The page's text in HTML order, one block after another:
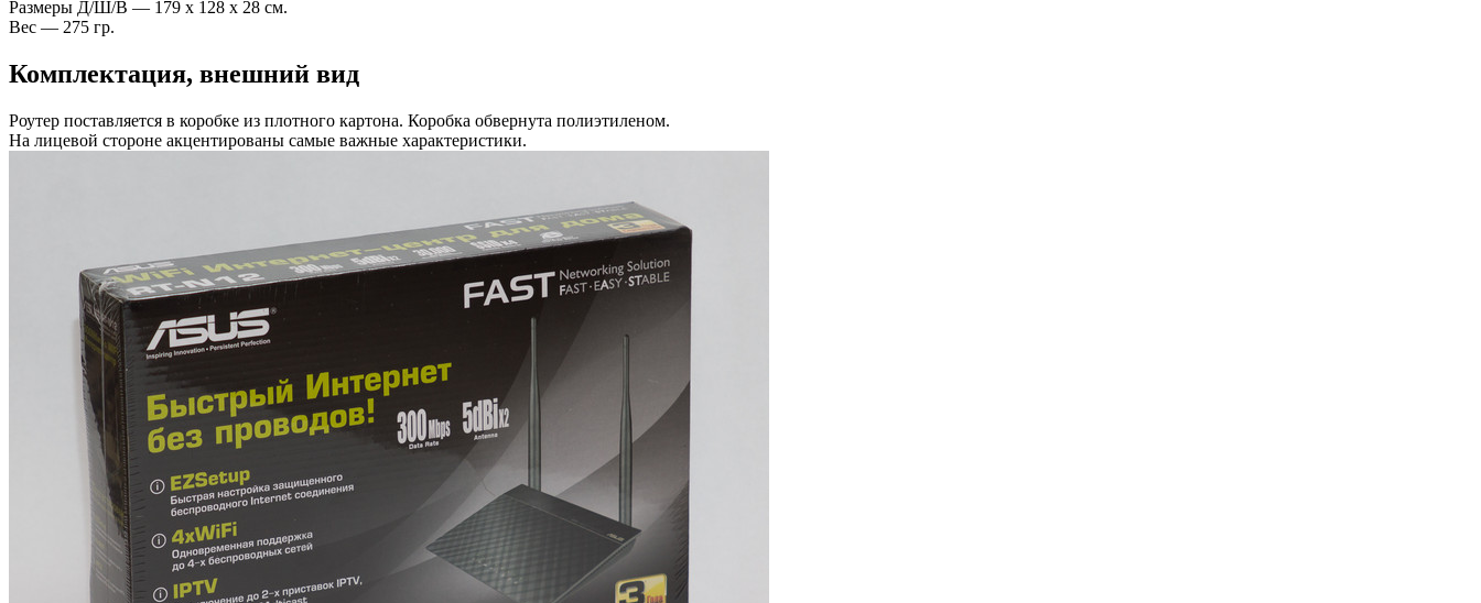
Размеры Д/Ш/В — 179 x 128 x 28 см.
Вес — 275 гр.
Комплектация, внешний вид
Роутер поставляется в коробке из плотного картона. Коробка обвернута полиэтиленом.
На лицевой стороне акцентированы самые важные характеристики.